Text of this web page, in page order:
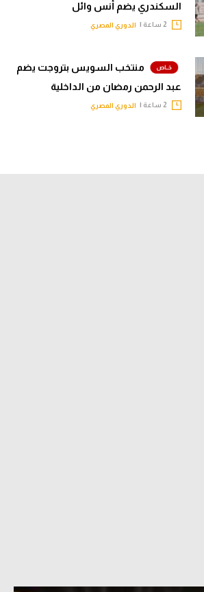
السكندري يضم أنس وائل
الدوري المصري
منتخب السويس بتروجت يضم
عبد الرحمن رمضان من الداخلية
الدوري المصري